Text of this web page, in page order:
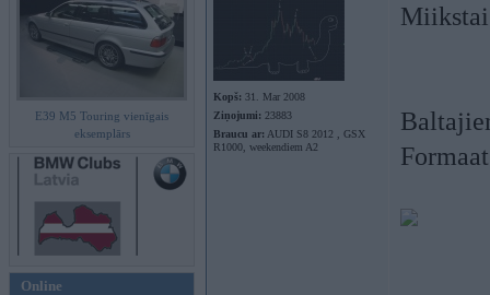
E39 M5 Touring vienīgais
eksemplārs
Online
Kopš: 31. Mar 2008
Ziņojumi: 23883
Braucu ar: AUDI S8 2012 , GSX
R1000, weekendiem A2